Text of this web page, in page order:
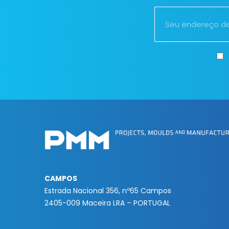
CAMPOS
Estrada Nacional 356, nº65 Campos
2405-009 Maceira LRA – PORTUGAL